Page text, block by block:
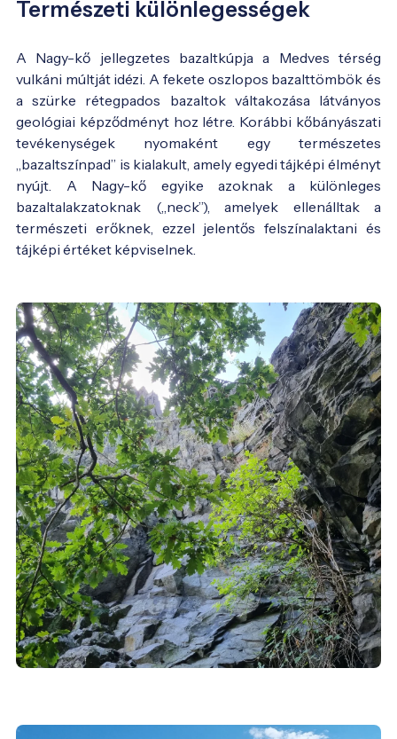
Természeti különlegességek
A Nagy-kő jellegzetes bazaltkúpja a Medves térség
vulkáni múltját idézi. A fekete oszlopos bazalttömbök és
a szürke rétegpados bazaltok váltakozása látványos
geológiai képződményt hoz létre. Korábbi kőbányászati
tevékenységek nyomaként egy természetes
„bazaltszínpad” is kialakult, amely egyedi tájképi élményt
nyújt. A Nagy-kő egyike azoknak a különleges
bazaltalakzatoknak („neck”), amelyek ellenálltak a
természeti erőknek, ezzel jelentős felszínalaktani és
tájképi értéket képviselnek.